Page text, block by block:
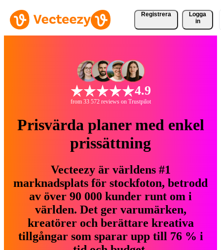
Registrera
Logga
in
4.9
from 33 572 reviews on Trustpilot
Prisvärda planer med enkel
prissättning
Vecteezy är världens #1
marknadsplats för stockfoton, betrodd
av över 90 000 kunder runt om i
världen. Det ger varumärken,
kreatörer och berättare kreativa
tillgångar som sparar upp till 76 % i